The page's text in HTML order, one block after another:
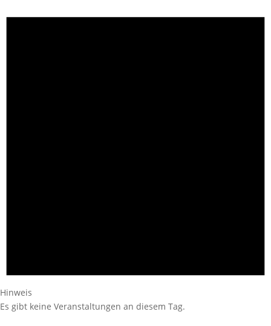
Hinweis
Es gibt keine Veranstaltungen an diesem Tag.